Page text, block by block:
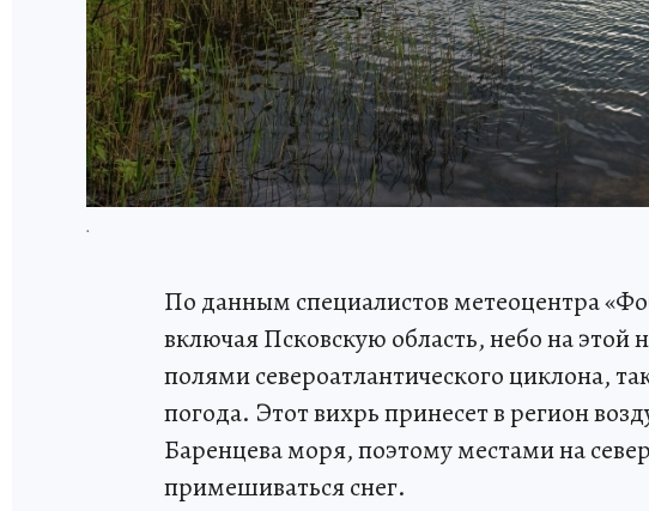
.
По данным специалистов метеоцентра
включая Псковскую область, небо на этой
полями североатлантического циклона,
погода. Этот вихрь принесет в регион
Баренцева моря, поэтому местами на
примешиваться снег.